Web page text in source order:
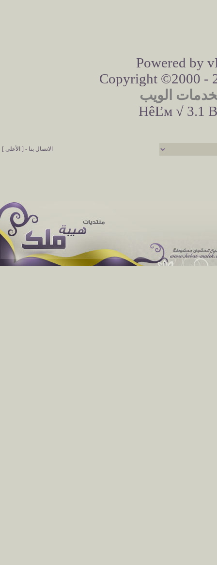
Powered by
Copyright ©2000 -
الويب
HêĽм √ 3.1
الاتصال بنا - [ الأعلى ]